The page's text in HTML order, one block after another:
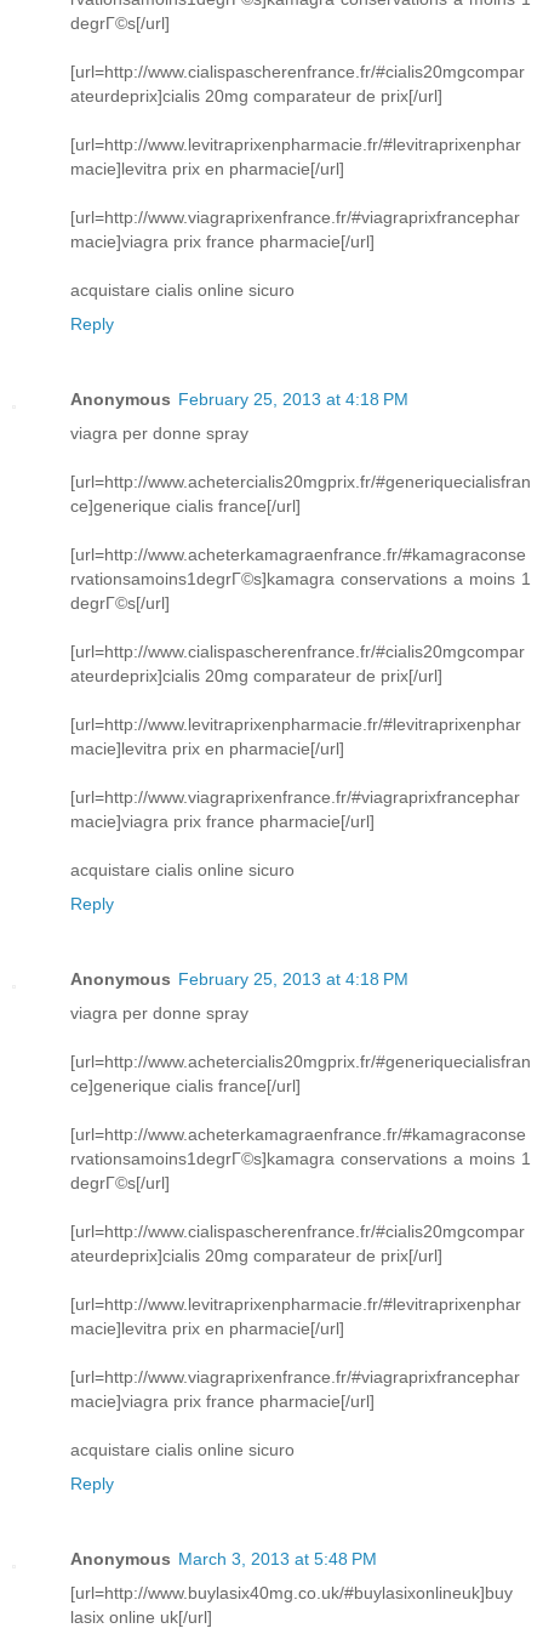
degrГ©s[/url]
[url=http://www.cialispascherenfrance.fr/#cialis20mgcompar
ateurdeprix]cialis 20mg comparateur de prix[/url]
[url=http://www.levitraprixenpharmacie.fr/#levitraprixenphar
macie]levitra prix en pharmacie[/url]
[url=http://www.viagraprixenfrance.fr/#viagraprixfrancephar
macie]viagra prix france pharmacie[/url]
acquistare cialis online sicuro
Reply
Anonymous February 25, 2013 at 4:18 PM
viagra per donne spray
[url=http://www.achetercialis20mgprix.fr/#generiquecialisfran
ce]generique cialis france[/url]
[url=http://www.acheterkamagraenfrance.fr/#kamagraconse
rvationsamoins1degrГ©s]kamagra conservations a moins 1
degrГ©s[/url]
[url=http://www.cialispascherenfrance.fr/#cialis20mgcompar
ateurdeprix]cialis 20mg comparateur de prix[/url]
[url=http://www.levitraprixenpharmacie.fr/#levitraprixenphar
macie]levitra prix en pharmacie[/url]
[url=http://www.viagraprixenfrance.fr/#viagraprixfrancephar
macie]viagra prix france pharmacie[/url]
acquistare cialis online sicuro
Reply
Anonymous February 25, 2013 at 4:18 PM
viagra per donne spray
[url=http://www.achetercialis20mgprix.fr/#generiquecialisfran
ce]generique cialis france[/url]
[url=http://www.acheterkamagraenfrance.fr/#kamagraconse
rvationsamoins1degrГ©s]kamagra conservations a moins 1
degrГ©s[/url]
[url=http://www.cialispascherenfrance.fr/#cialis20mgcompar
ateurdeprix]cialis 20mg comparateur de prix[/url]
[url=http://www.levitraprixenpharmacie.fr/#levitraprixenphar
macie]levitra prix en pharmacie[/url]
[url=http://www.viagraprixenfrance.fr/#viagraprixfrancephar
macie]viagra prix france pharmacie[/url]
acquistare cialis online sicuro
Reply
Anonymous March 3, 2013 at 5:48 PM
[url=http://www.buylasix40mg.co.uk/#buylasixonlineuk]buy
lasix online uk[/url]